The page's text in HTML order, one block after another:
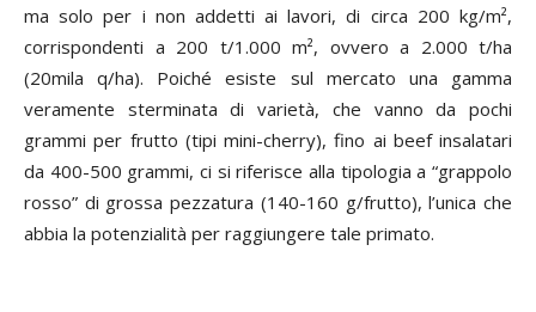
ma solo per i non addetti ai lavori, di circa 200 kg/m²,
corrispondenti a 200 t/1.000 m², ovvero a 2.000 t/ha
(20mila q/ha). Poiché esiste sul mercato una gamma
veramente sterminata di varietà, che vanno da pochi
grammi per frutto (tipi mini-cherry), fino ai beef insalatari
da 400-500 grammi, ci si riferisce alla tipologia a “grappolo
rosso” di grossa pezzatura (140-160 g/frutto), l’unica che
abbia la potenzialità per raggiungere tale primato.